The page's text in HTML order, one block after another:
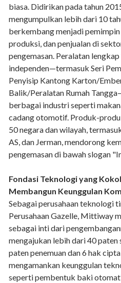
biasa. Didirikan pada tahun
mengumpulkan lebih dari 10
berkembang menjadi
produksi, dan penjualan di
pengemasan. Peralatan
independen—termasuk Seri
Penyisip Kantong Karton/
Balik/Peralatan Rumah
berbagai industri seperti
cadang otomotif. Produk-
50 negara dan wilayah,
AS, dan Jerman, mendorong
pengemasan di bawah slogan
Fondasi Teknologi yang
Membangun Keunggulan
Sebagai perusahaan teknologi
Perusahaan Gazelle, Mittiway
sebagai inti dari
mengajukan lebih dari 40
paten penemuan dan 6 hak
mengamankan keunggulan
seperti pembentuk baki